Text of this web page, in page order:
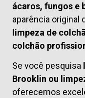
ácaros, fungos e
aparência original
limpeza de
colchão
Se você pesquisa
Brooklin ou
oferecemos